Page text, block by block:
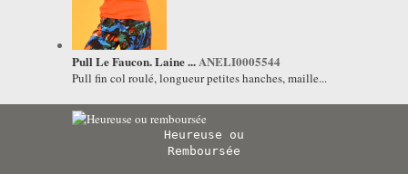
Pull Le Faucon. Laine ...ANELI0005544
Pull fin col roulé, longueur petites hanches, maille...
Heureuse ou
Remboursée